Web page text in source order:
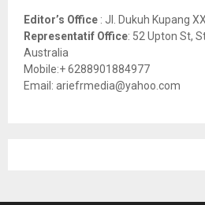
Editor’s Office : Jl. Dukuh Kupang
Representatif Office: 52 Upton St,
Australia
Mobile:+ 6288901884977
Email: ariefrmedia@yahoo.com